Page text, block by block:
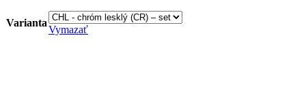
Varianta
Vymazať